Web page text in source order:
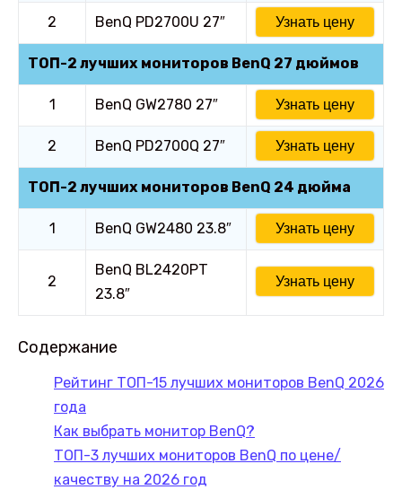
2 BenQ PD2700U 27″ Узнать цену
ТОП-2 лучших мониторов BenQ 27 дюймов
1 BenQ GW2780 27″ Узнать цену
2 BenQ PD2700Q 27″ Узнать цену
ТОП-2 лучших мониторов BenQ 24 дюйма
1 BenQ GW2480 23.8″ Узнать цену
2
BenQ BL2420PT
23.8″
Узнать цену
Содержание
Рейтинг ТОП-15 лучших мониторов BenQ 2026
года
Как выбрать монитор BenQ?
ТОП-3 лучших мониторов BenQ по цене/
качеству на 2026 год